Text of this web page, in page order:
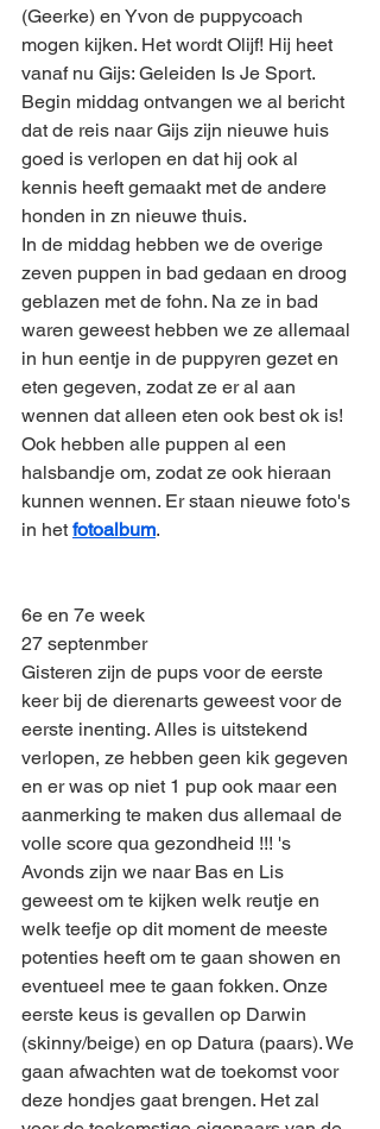
(Geerke) en Yvon de puppycoach
mogen kijken. Het wordt Olijf! Hij heet
vanaf nu Gijs: Geleiden Is Je Sport.
Begin middag ontvangen we al bericht
dat de reis naar Gijs zijn nieuwe huis
goed is verlopen en dat hij ook al
kennis heeft gemaakt met de andere
honden in zn nieuwe thuis.
In de middag hebben we de overige
zeven puppen in bad gedaan en droog
geblazen met de fohn. Na ze in bad
waren geweest hebben we ze allemaal
in hun eentje in de puppyren gezet en
eten gegeven, zodat ze er al aan
wennen dat alleen eten ook best ok is!
Ook hebben alle puppen al een
halsbandje om, zodat ze ook hieraan
kunnen wennen. Er staan nieuwe foto's
in het fotoalbum.
6e en 7e week
27 septenmber
Gisteren zijn de pups voor de eerste
keer bij de dierenarts geweest voor de
eerste inenting. Alles is uitstekend
verlopen, ze hebben geen kik gegeven
en er was op niet 1 pup ook maar een
aanmerking te maken dus allemaal de
volle score qua gezondheid !!! 's
Avonds zijn we naar Bas en Lis
geweest om te kijken welk reutje en
welk teefje op dit moment de meeste
potenties heeft om te gaan showen en
eventueel mee te gaan fokken. Onze
eerste keus is gevallen op Darwin
(skinny/beige) en op Datura (paars). We
gaan afwachten wat de toekomst voor
deze hondjes gaat brengen. Het zal